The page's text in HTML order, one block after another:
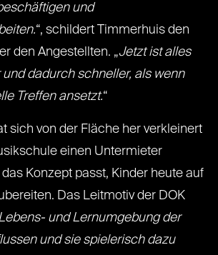
und
“, schildert Timmerhuis den
den Angestellten. „Jetzt ist alles
dadurch schneller, als wenn
Treffen ansetzt.“
sich von der Fläche her verkleinert
einen Untermieter
Konzept passt, Kinder heute auf
Das Leitmotiv der DOK
und Lernumgebung der
und sie spielerisch dazu